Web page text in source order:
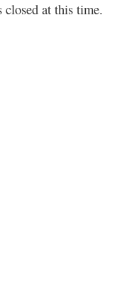
closed at this time.